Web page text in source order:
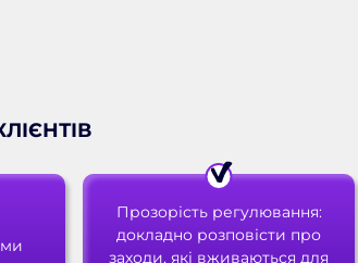
Прозорість регулювання:
докладно розповісти про
заходи, які вживаються для